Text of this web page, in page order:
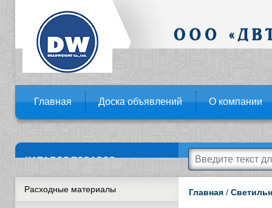
Главная Доска объявлений О компании
Расходные материалы Главная /